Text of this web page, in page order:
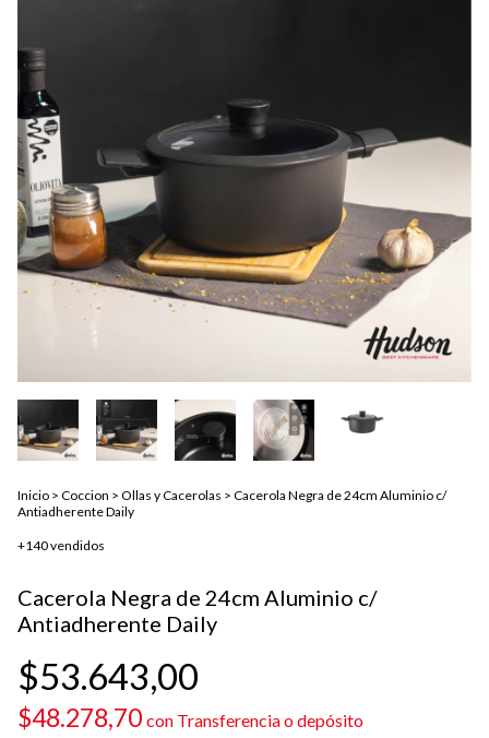
Inicio > Coccion > Ollas y Cacerolas > Cacerola Negra de 24cm Aluminio c/
Antiadherente Daily
+140 vendidos
Cacerola Negra de 24cm Aluminio c/
Antiadherente Daily
$53.643,00
$48.278,70 con Transferencia o depósito